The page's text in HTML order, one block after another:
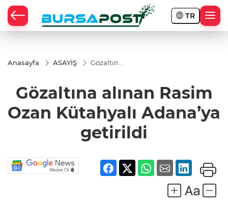
TR
Anasayfa ASAYİŞ
Gözaltına
Kütahyalı
getirildi
Gözaltına alınan Rasim
Ozan Kütahyalı Adana’ya
getirildi